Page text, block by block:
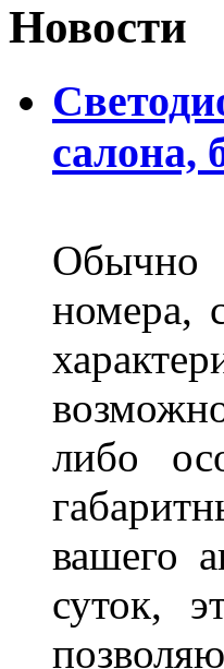
Новости
салона,
Обычно
номера,
либо
вашего
суток,